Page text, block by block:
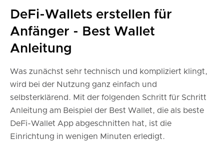
DeFi-Wallets erstellen für
Anfänger - Best Wallet
Anleitung
Was zunächst sehr technisch und kompliziert klingt,
wird bei der Nutzung ganz einfach und
selbsterklärend. Mit der folgenden Schritt für Schritt
Anleitung am Beispiel der Best Wallet, die als beste
DeFi-Wallet App abgeschnitten hat, ist die
Einrichtung in wenigen Minuten erledigt.